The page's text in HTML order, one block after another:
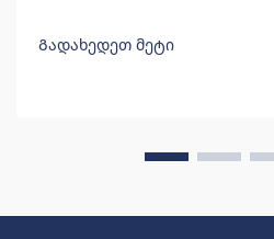
ფაქტი, რომ თქვენი ბრენდის
ინდივიდის წინაშე მოექცევა, არ
Გადახედეთ მეტი